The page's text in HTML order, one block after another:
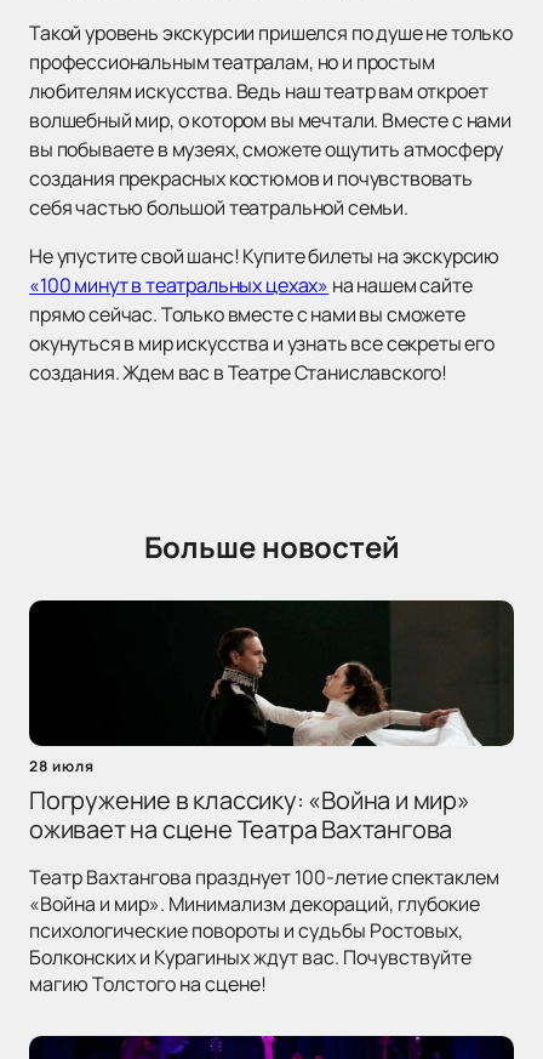
Такой уровень экскурсии пришелся по душе не только
профессиональным театралам, но и простым
любителям искусства. Ведь наш театр вам откроет
волшебный мир, о котором вы мечтали. Вместе с нами
вы побываете в музеях, сможете ощутить атмосферу
создания прекрасных костюмов и почувствовать
себя частью большой театральной семьи.
Не упустите свой шанс! Купите билеты на экскурсию
«100 минут в театральных цехах» на нашем сайте
прямо сейчас. Только вместе с нами вы сможете
окунуться в мир искусства и узнать все секреты его
создания. Ждем вас в Театре Станиславского!
Больше новостей
28 июля
Погружение в классику: «Война и мир»
оживает на сцене Театра Вахтангова
Театр Вахтангова празднует 100-летие спектаклем
«Война и мир». Минимализм декораций, глубокие
психологические повороты и судьбы Ростовых,
Болконских и Курагиных ждут вас. Почувствуйте
магию Толстого на сцене!